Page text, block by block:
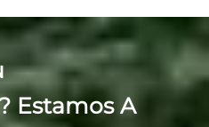
Estamos A